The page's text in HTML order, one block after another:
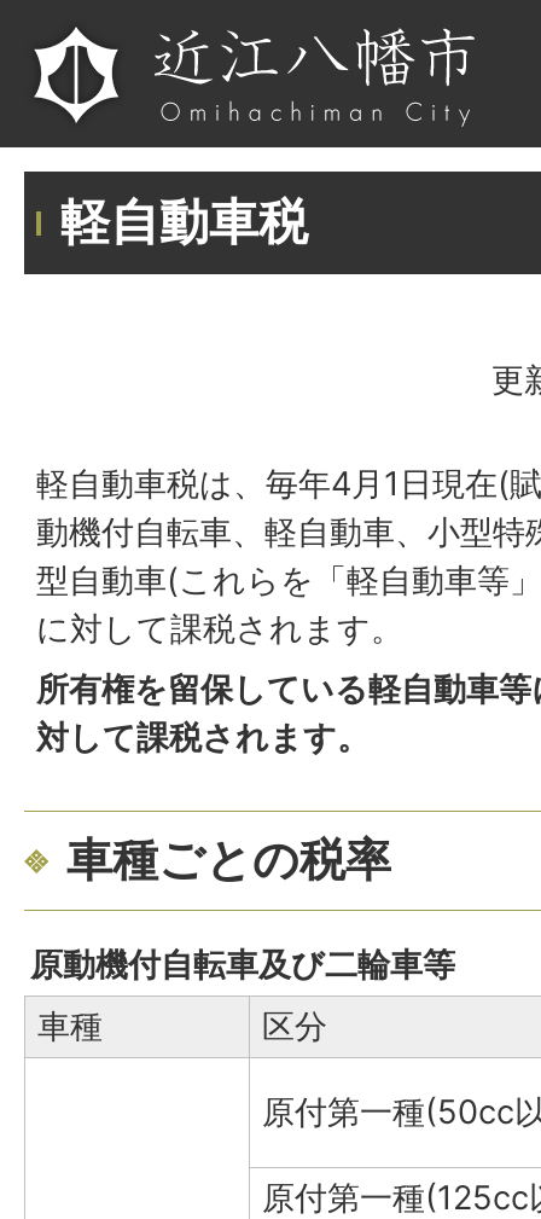
軽自動車税
更
軽自動車税は、毎年4月1日現在(
動機付自転車、軽自動車、小型
型自動車(これらを「軽自動車等
に対して課税されます。
所有権を留保している軽自動車
対して課税されます。
車種ごとの税率
原動機付自転車及び二輪車等
車種
区分
原付第一種(50cc
原付第一種(125cc